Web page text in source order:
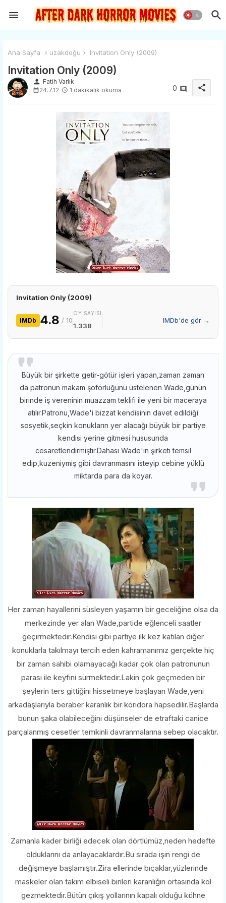
Ana Sayfa uzakdoğu Invitation Only (2009)
Invitation Only (2009)
person Fatih Varlık
24.7.12
1 dakikalık okuma 0 share
Invitation Only (2009)
IMDb 4.8 / 10
OY SAYISI
1.338
IMDb'de gör →
Büyük bir şirkette getir-götür işleri yapan,zaman zaman
da patronun makam şoförlüğünü üstelenen Wade,günün
birinde iş vereninin muazzam teklifi ile yeni bir maceraya
atılır.Patronu,Wade'i bizzat kendisinin davet edildiği
sosyetik,seçkin konukların yer alacağı büyük bir partiye
kendisi yerine gitmesi hususunda
cesaretlendirmiştir.Dahası Wade'in şirketi temsil
edip,kuzeniymiş gibi davranmasını isteyip cebine yüklü
miktarda para da koyar.
Her zaman hayallerini süsleyen yaşamın bir geceliğine olsa da
merkezinde yer alan Wade,partide eğlenceli saatler
geçirmektedir.Kendisi gibi partiye ilk kez katılan diğer
konuklarla takılmayı tercih eden kahramanımız gerçekte hiç
bir zaman sahibi olamayacağı kadar çok olan patronunun
parası ile keyfini sürmektedir.Lakin çok geçmeden bir
şeylerin ters gittiğini hissetmeye başlayan Wade,yeni
arkadaşlarıyla beraber karanlık bir koridora hapsedilir.Başlarda
bunun şaka olabileceğini düşünseler de etraftaki canice
parçalanmış cesetler temkinli davranmalarına sebep olacaktır.
Zamanla kader birliği edecek olan dörtlümüz,neden hedefte
olduklarını da anlayacaklardır.Bu sırada işin rengi de
değişmeye başlamıştır.Zira ellerinde bıçaklar,yüzlerinde
maskeler olan takım elbiseli birileri karanlığın ortasında kol
gezmektedir.Bütün çıkış yollarının kapalı olduğu köhne